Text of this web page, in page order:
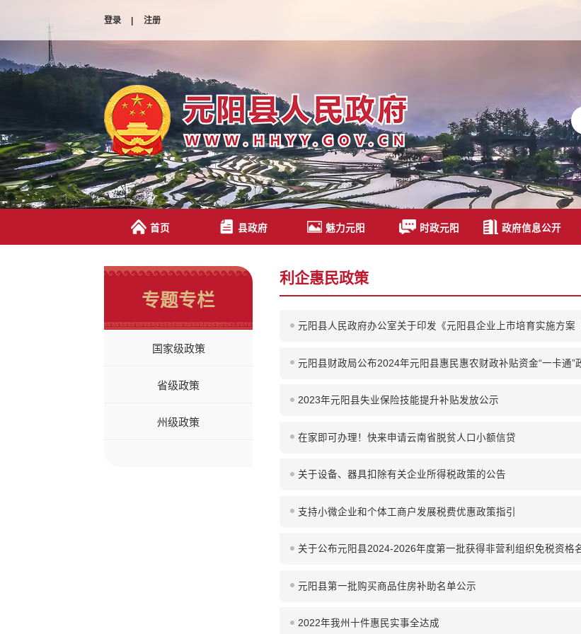
登录 | 注册
首页 县政府 魅力元阳 时政元阳 政府信息公开
专题专栏
国家级政策
省级政策
州级政策
利企惠民政策
元阳县人民政府办公室关于印发《元阳县企业上市培育实施方
元阳县财政局公布2024年元阳县惠民惠农财政补贴资金“一卡通”
2023年元阳县失业保险技能提升补贴发放公示
在家即可办理！快来申请云南省脱贫人口小额信贷
关于设备、器具扣除有关企业所得税政策的公告
支持小微企业和个体工商户发展税费优惠政策指引
关于公布元阳县2024-2026年度第一批获得非营利组织免税资格
元阳县第一批购买商品住房补助名单公示
2022年我州十件惠民实事全达成